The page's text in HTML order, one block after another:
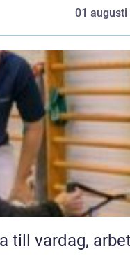
01 augusti